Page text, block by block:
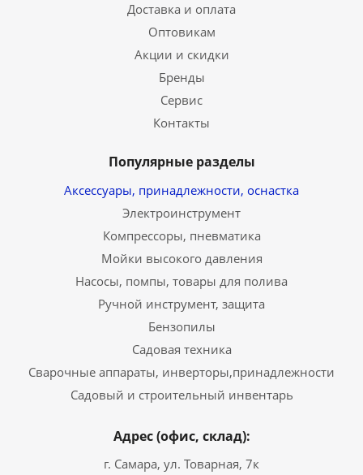
Доставка и оплата
Оптовикам
Акции и скидки
Бренды
Сервис
Контакты
Популярные разделы
Аксессуары, принадлежности, оснастка
Электроинструмент
Компрессоры, пневматика
Мойки высокого давления
Насосы, помпы, товары для полива
Ручной инструмент, защита
Бензопилы
Садовая техника
Сварочные аппараты, инверторы,принадлежности
Садовый и строительный инвентарь
Адрес (офис, склад):
г. Самара, ул. Товарная, 7к